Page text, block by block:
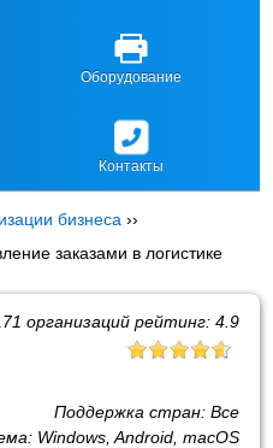
Оборудование
Контакты
бизнеса ››
заказами в логистике
организаций рейтинг: 4.9
Поддержка стран: Все
Windows, Android, macOS